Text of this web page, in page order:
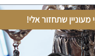
מעוניין שתחזור אלי!